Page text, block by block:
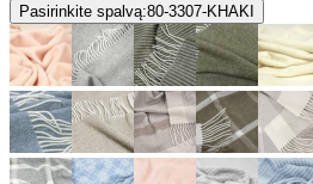
Pasirinkite spalvą:80-3307-KHAKI